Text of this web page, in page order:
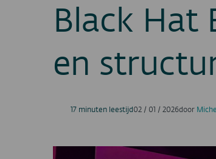
Black Hat
en
17 minuten leestijd02 / 01 / 2026door